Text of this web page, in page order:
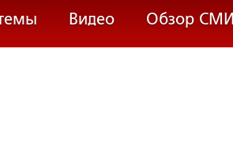
Видео Обзор СМИ